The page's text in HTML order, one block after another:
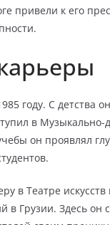
привели к его
году. С детства
в
он проявлял
в Театре
Грузии. Здесь он